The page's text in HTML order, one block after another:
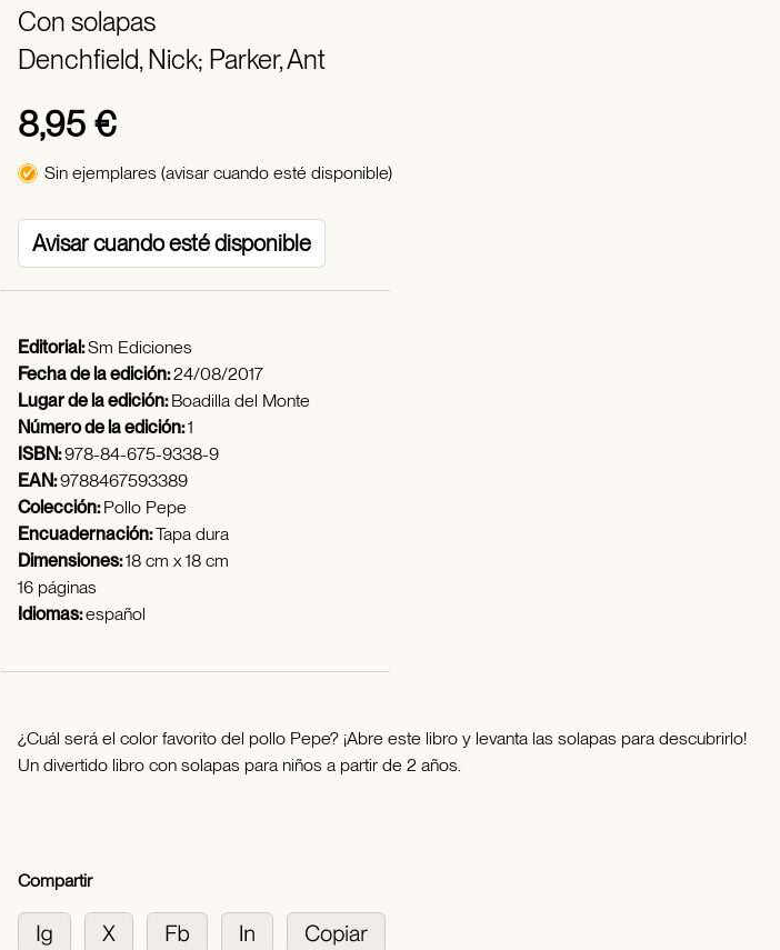
Con solapas
Denchfield, Nick; Parker, Ant
8,95 €
Sin ejemplares (avisar cuando esté disponible)
Avisar cuando esté disponible
Editorial:Sm Ediciones
Fecha de la edición:24/08/2017
Lugar de la edición:Boadilla del Monte
Número de la edición:1
ISBN:978-84-675-9338-9
EAN:9788467593389
Colección:Pollo Pepe
Encuadernación:Tapa dura
Dimensiones:18 cm x 18 cm
16 páginas
Idiomas:español
¿Cuál será el color favorito del pollo Pepe? ¡Abre este libro y levanta las solapas para descubrirlo!
Un divertido libro con solapas para niños a partir de 2 años.
Compartir